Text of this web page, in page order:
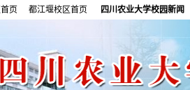
页 都江堰校区首页 四川农业大学校园新闻